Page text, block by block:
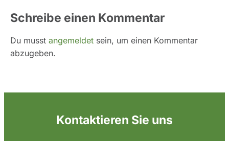
Schreibe einen Kommentar
Du musst angemeldet sein, um einen Kommentar
abzugeben.
Kontaktieren Sie uns